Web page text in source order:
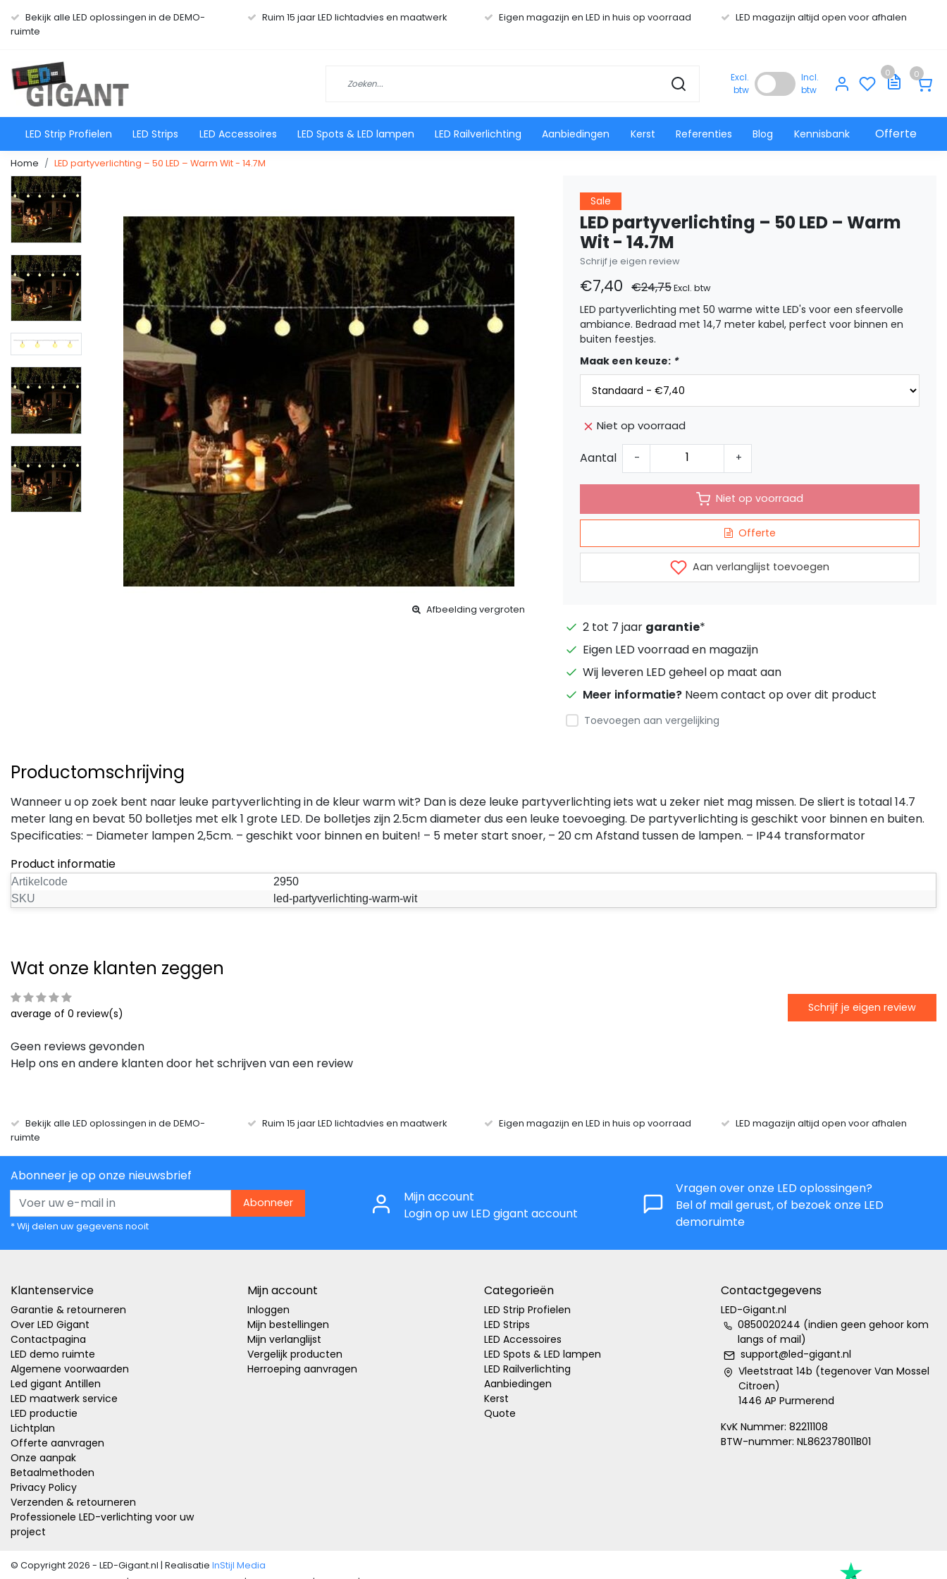
Bekijk alle LED oplossingen in de DEMO-
ruimte
Ruim 15 jaar LED lichtadvies en maatwerk Eigen magazijn en LED in huis op voorraad LED magazijn altijd open voor afhalen
Excl.
btw
Incl.
btw
0 0
LED Strip Profielen LED Strips LED Accessoires LED Spots & LED lampen LED Railverlichting Aanbiedingen Kerst Referenties Blog Kennisbank Offerte
Home LED partyverlichting – 50 LED – Warm Wit - 14.7M
Afbeelding vergroten
Sale
LED partyverlichting – 50 LED – Warm
Wit - 14.7M
Schrijf je eigen review
€7,40 €24,75Excl. btw
LED partyverlichting met 50 warme witte LED's voor een sfeervolle
ambiance. Bedraad met 14,7 meter kabel, perfect voor binnen en
buiten feestjes.
Maak een keuze: *
Niet op voorraad
Aantal - +
Niet op voorraad
Offerte
Aan verlanglijst toevoegen
2 tot 7 jaar garantie*
Eigen LED voorraad en magazijn
Wij leveren LED geheel op maat aan
Meer informatie? Neem contact op over dit product
Toevoegen aan vergelijking
Productomschrijving
Wanneer u op zoek bent naar leuke partyverlichting in de kleur warm wit? Dan is deze leuke partyverlichting iets wat u zeker niet mag missen. De sliert is totaal 14.7
meter lang en bevat 50 bolletjes met elk 1 grote LED. De bolletjes zijn 2.5cm diameter dus een leuke toevoeging. De partyverlichting is geschikt voor binnen en buiten.
Specificaties: – Diameter lampen 2,5cm. – geschikt voor binnen en buiten! – 5 meter start snoer, – 20 cm Afstand tussen de lampen. – IP44 transformator
Product informatie
Artikelcode
2950
SKU
led-partyverlichting-warm-wit
Wat onze klanten zeggen
average of 0 review(s) Schrijf je eigen review
Geen reviews gevonden
Help ons en andere klanten door het schrijven van een review
Bekijk alle LED oplossingen in de DEMO-
ruimte
Ruim 15 jaar LED lichtadvies en maatwerk Eigen magazijn en LED in huis op voorraad LED magazijn altijd open voor afhalen
Abonneer je op onze nieuwsbrief
Abonneer
* Wij delen uw gegevens nooit
Mijn account
Login op uw LED gigant account
Vragen over onze LED oplossingen?
Bel of mail gerust, of bezoek onze LED
demoruimte
Klantenservice
Garantie & retourneren
Over LED Gigant
Contactpagina
LED demo ruimte
Algemene voorwaarden
Led gigant Antillen
LED maatwerk service
LED productie
Lichtplan
Offerte aanvragen
Onze aanpak
Betaalmethoden
Privacy Policy
Verzenden & retourneren
Professionele LED-verlichting voor uw
project
Mijn account
Inloggen
Mijn bestellingen
Mijn verlanglijst
Vergelijk producten
Herroeping aanvragen
Categorieën
LED Strip Profielen
LED Strips
LED Accessoires
LED Spots & LED lampen
LED Railverlichting
Aanbiedingen
Kerst
Quote
Contactgegevens
LED-Gigant.nl
0850020244 (indien geen gehoor kom
langs of mail)
support@led-gigant.nl
Vleetstraat 14b (tegenover Van Mossel
Citroen)
1446 AP Purmerend
KvK Nummer: 82211108
BTW-nummer: NL862378011B01
© Copyright 2026 - LED-Gigant.nl | Realisatie InStijl Media